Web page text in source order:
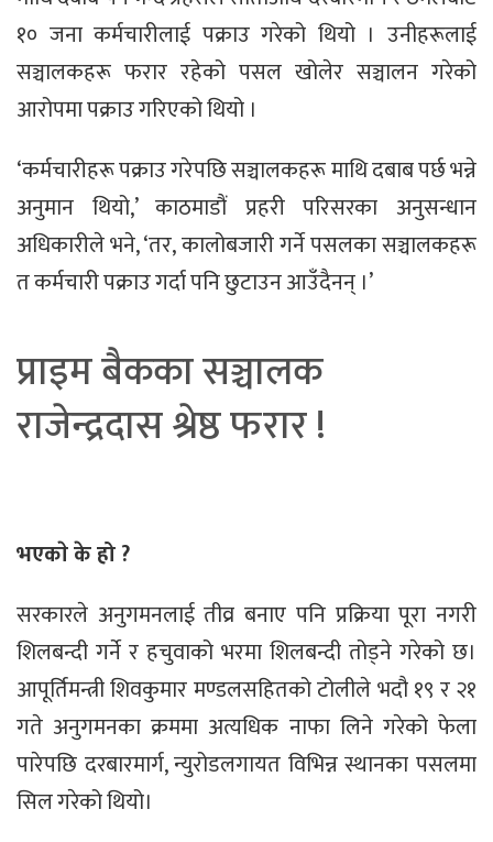
१० जना कर्मचारीलाई पक्राउ गरेको थियो । उनीहरूलाई
सञ्चालकहरू फरार रहेको पसल खोलेर सञ्चालन गरेको
आरोपमा पक्राउ गरिएको थियो ।
‘कर्मचारीहरू पक्राउ गरेपछि सञ्चालकहरू माथि दबाब पर्छ भन्ने
अनुमान थियो,’ काठमाडौं प्रहरी परिसरका अनुसन्धान
अधिकारीले भने, ‘तर, कालोबजारी गर्ने पसलका सञ्चालकहरू
त कर्मचारी पक्राउ गर्दा पनि छुटाउन आउँदैनन् ।’
प्राइम बैकका सञ्चालक
राजेन्द्रदास श्रेष्ठ फरार !
भएकाे के हो ?
सरकारले अनुगमनलाई तीव्र बनाए पनि प्रक्रिया पूरा नगरी
शिलबन्दी गर्ने र हचुवाको भरमा शिलबन्दी तोड्ने गरेको छ।
आपूर्तिमन्त्री शिवकुमार मण्डलसहितको टोलीले भदौ १९ र २१
गते अनुगमनका क्रममा अत्यधिक नाफा लिने गरेको फेला
पारेपछि दरबारमार्ग, न्युरोडलगायत विभिन्न स्थानका पसलमा
सिल गरेको थियो।